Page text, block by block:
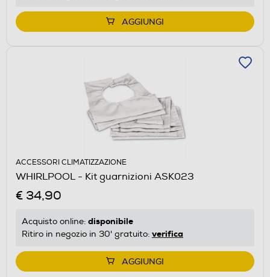
AGGIUNGI
ACCESSORI CLIMATIZZAZIONE
WHIRLPOOL - Kit guarnizioni ASK023
€ 34,90
Acquisto online: disponibile
Ritiro in negozio in 30' gratuito: verifica
AGGIUNGI